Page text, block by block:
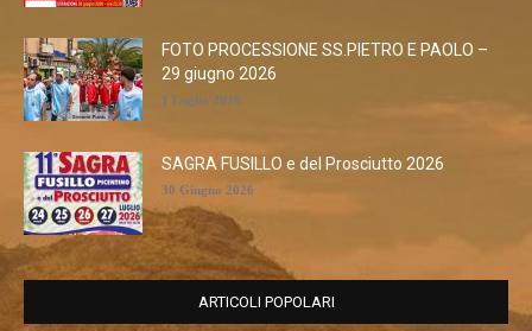
FOTO PROCESSIONE SS.PIETRO E PAOLO –
29 giugno 2026
1 Luglio 2026
SAGRA FUSILLO e del Prosciutto 2026
30 Giugno 2026
ARTICOLI POPOLARI